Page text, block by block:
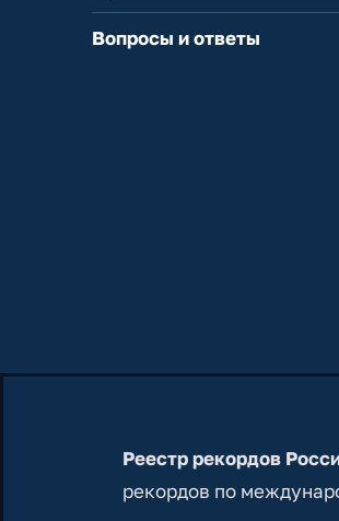
Вопросы и ответы
Реестр рекордов
рекордов по